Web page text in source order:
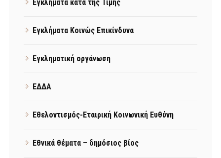
Εγκλήματα κατά της Τιμής
Εγκλήματα Κοινώς Επικίνδυνα
Εγκληματική οργάνωση
ΕΔΔΑ
Εθελοντισμός-Εταιρική Κοινωνική Ευθύνη
Εθνικά θέματα – δημόσιος βίος